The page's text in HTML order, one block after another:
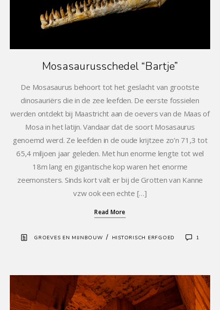
Mosasaurusschedel “Bartje”
De Mosasaurus behoort tot het geslacht van grootste
dinosauriërs die in de zee leefden. De eerste fossielen
werden ontdekt bij Maastricht aan de oevers van de Maas of
Mosa in het latijn. Vandaar dat de soort Mosasaurus
genoemd werd. Ze leefden in de oude krijtzee zo’n 71,3 tot
65,4 miljoen jaar geleden. Met hun enorme lengte tot wel
18m lang en gigantische kop waren het enorme
zeemonsters. Sinds kort valt er bij de Grotten van Kanne
vzw ook een echte […]
Read More
GROEVES EN MIJNBOUW / HISTORISCH ERFGOED 1